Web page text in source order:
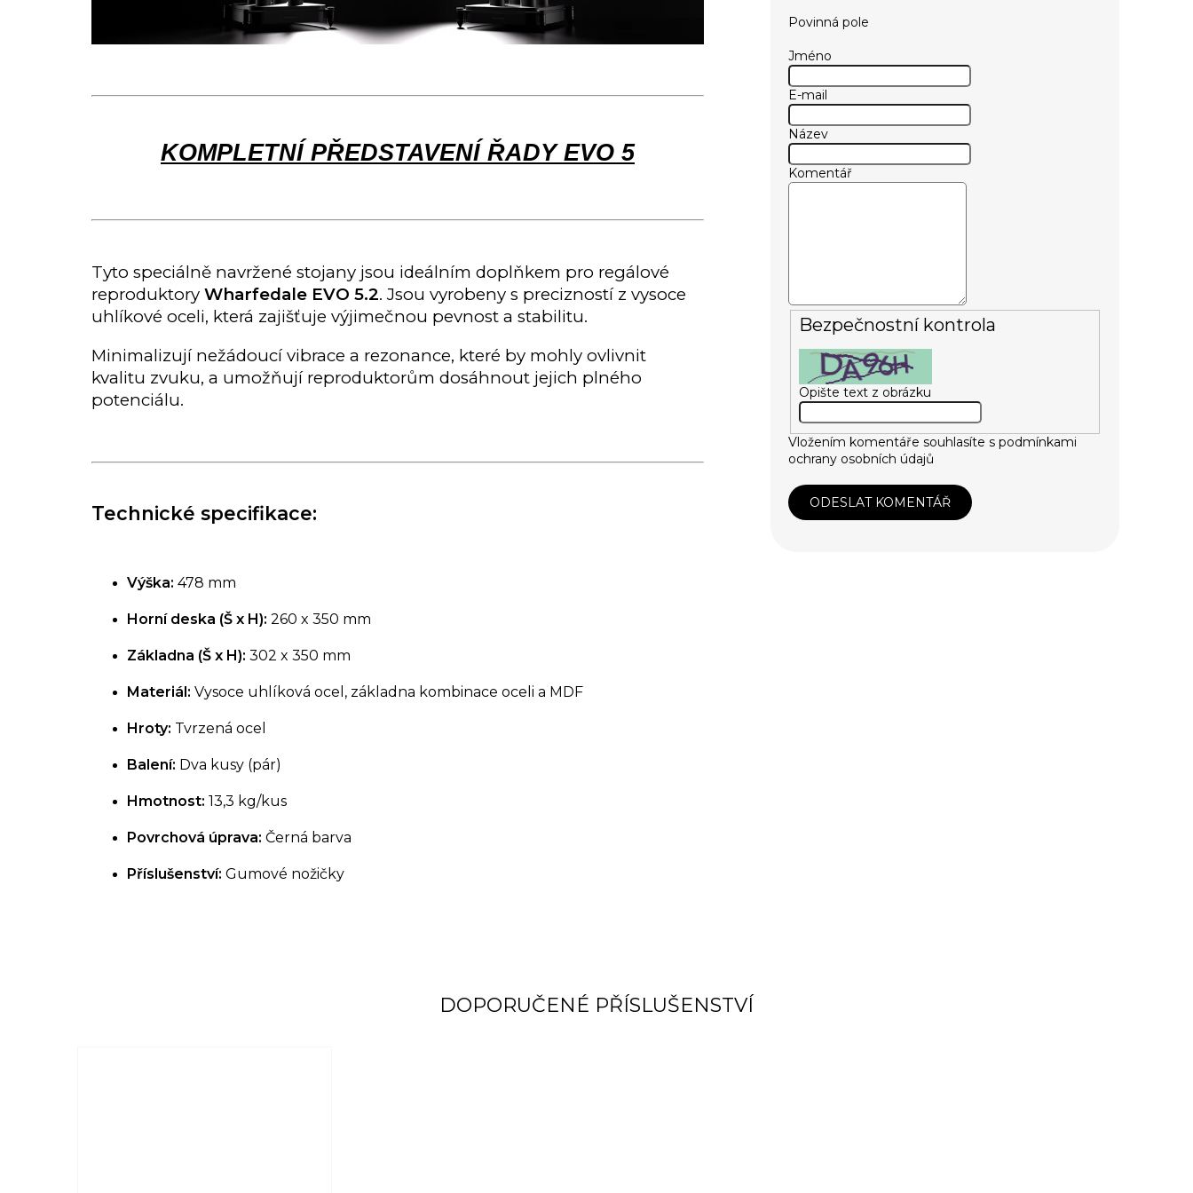
DOPORUČENÉ PŘÍSLUŠENSTVÍ
KOMPLETNÍ PŘEDSTAVENÍ ŘADY EVO 5
Tyto speciálně navržené stojany jsou ideálním doplňkem pro regálové
reproduktory Wharfedale EVO 5.2. Jsou vyrobeny s precizností z vysoce
uhlíkové oceli, která zajišťuje výjimečnou pevnost a stabilitu.
Minimalizují nežádoucí vibrace a rezonance, které by mohly ovlivnit
kvalitu zvuku, a umožňují reproduktorům dosáhnout jejich plného
potenciálu.
Technické specifikace:
Výška: 478 mm
Horní deska (Š x H): 260 x 350 mm
Základna (Š x H): 302 x 350 mm
Materiál: Vysoce uhlíková ocel, základna kombinace oceli a MDF
Hroty: Tvrzená ocel
Balení: Dva kusy (pár)
Hmotnost: 13,3 kg/kus
Povrchová úprava: Černá barva
Příslušenství: Gumové nožičky
Povinná pole
Jméno
E-mail
Název
Komentář
Bezpečnostní kontrola
Opište text z obrázku
Vložením komentáře souhlasíte spodmínkami
ochrany osobních údajů
ODESLAT KOMENTÁŘ